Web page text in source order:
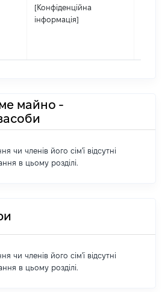
[Конфіденційна
інформація]
майно -
чи членів його сім'ї відсутні
в цьому розділі.
чи членів його сім'ї відсутні
в цьому розділі.